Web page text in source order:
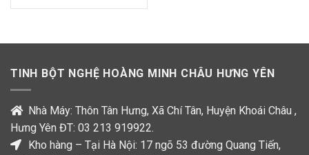
TINH BỘT NGHỆ HOÀNG MINH CHÂU HƯNG YÊN
Nhà Máy: Thôn Tân Hưng, Xã Chí Tân, Huyện Khoái Châu ,
Hưng Yên ĐT: 03 213 919922.
Kho hàng – Tại Hà Nội: 17 ngõ 53 đường Quang Tiến,